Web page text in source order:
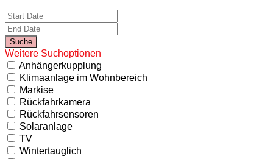
Weitere Suchoptionen
Anhängerkupplung
Klimaanlage im Wohnbereich
Markise
Rückfahrkamera
Rückfahrsensoren
Solaranlage
TV
Wintertauglich